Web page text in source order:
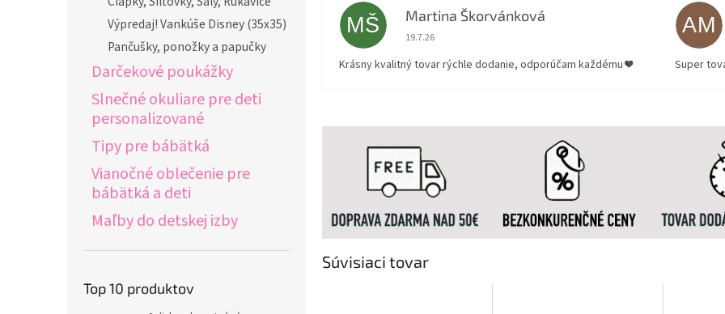
Výpredaj! Vankúše Disney (35x35)
Pančušky, ponožky a papučky
Darčekové poukážky
Slnečné okuliare pre deti
personalizované
Tipy pre bábätká
Vianočné oblečenie pre
bábätká a deti
Maľby do detskej izby
Top 10 produktov
Súvisiaci tovar
MŠ Martina Škorvánková
Hodnotenie obchodu je 5 z 5 hviezdičiek.
19.7.26
Krásny kvalitný tovar rýchle dodanie, odporúčam každému ❤️
AM
Super